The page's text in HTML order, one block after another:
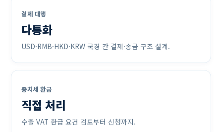
결제 대행
다통화
USD·RMB·HKD·KRW 국경 간 결제·송금 구조 설계.
증치세 환급
직접 처리
수출 VAT 환급 요건 검토부터 신청까지.